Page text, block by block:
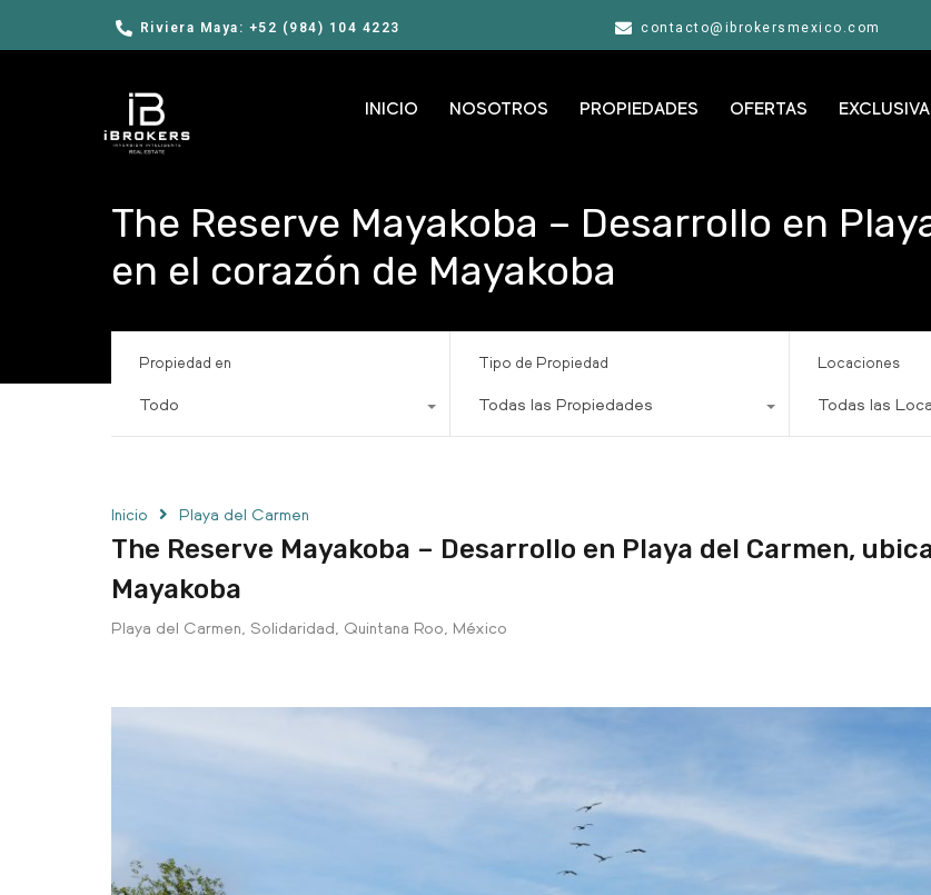
Riviera Maya: +52 (984) 104 4223 contacto@ibrokersmexico.com
INICIO NOSOTROS PROPIEDADES OFERTAS
The Reserve Mayakoba – Desarrollo en
en el corazón de Mayakoba
Propiedad en
Todo
Tipo de Propiedad
Todas las Propiedades
Locaciones
Todas las
Inicio Playa del Carmen
The Reserve Mayakoba – Desarrollo en Playa del Carmen,
Mayakoba
Playa del Carmen, Solidaridad, Quintana Roo, México